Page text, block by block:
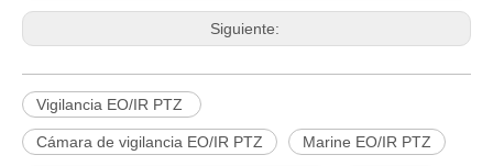
Siguiente:
Vigilancia EO/IR PTZ
Cámara de vigilancia EO/IR PTZ Marine EO/IR PTZ